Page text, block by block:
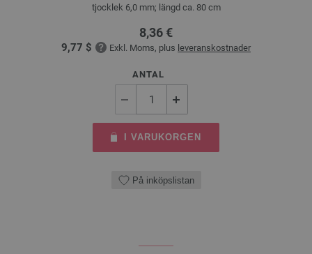
tjocklek 6,0 mm; längd ca. 80 cm
8,36 €
9,77 $ Exkl. Moms, plus leveranskostnader
ANTAL
I VARUKORGEN
På inköpslistan